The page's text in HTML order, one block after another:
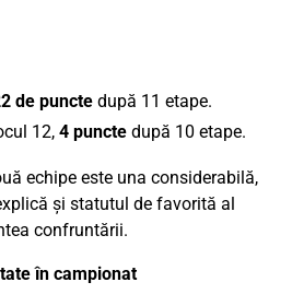
de puncte după 11 etape.
12, 4 puncte după 10 etape.
echipe este una considerabilă,
și statutul de favorită al
confruntării.
în campionat